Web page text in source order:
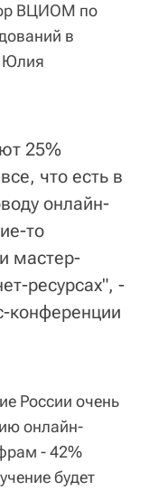
ВЦИОМ по
в
Юлия
25%
что есть в
онлайн-
то
мастер-
ресурсах", -
конференции
России очень
онлайн-
- 42%
будет